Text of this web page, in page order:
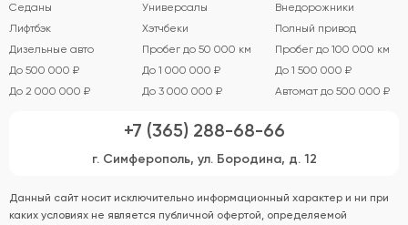
Седаны Универсалы
Внедорожники
Лифтбэк
Хэтчбеки
Полный привод
Дизельные авто
Пробег до 50 000 км
Пробег до 100 000 км
До 500 000 ₽
До 1 000 000 ₽
До 1 500 000 ₽
До 2 000 000 ₽
До 3 000 000 ₽ Автомат до 500 000 ₽
+7 (365) 288-68-66
г. Симферополь, ул. Бородина, д. 12
Данный сайт носит исключительно информационный характер и ни при
каких условиях не является публичной офертой, определяемой